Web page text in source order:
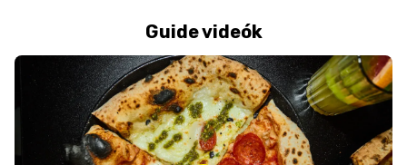
Guide videók